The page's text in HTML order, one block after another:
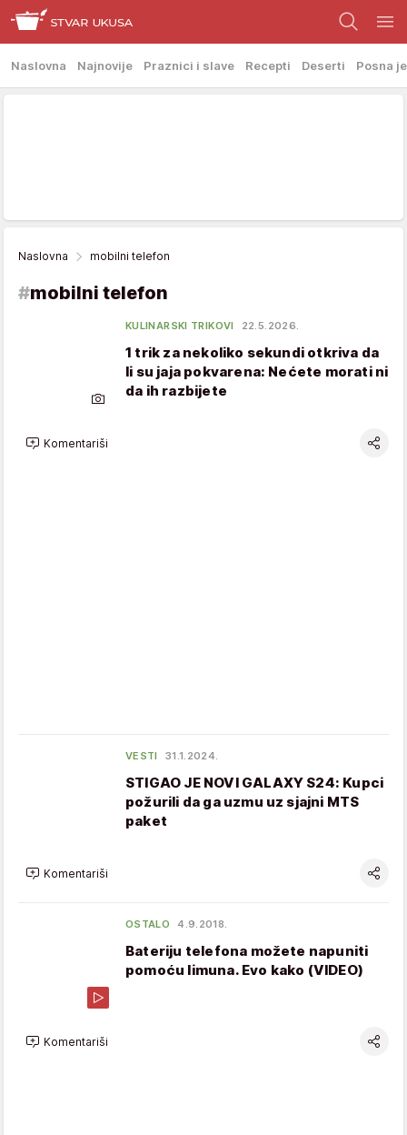
Naslovna Najnovije Praznici i slave Recepti Deserti Posna
Naslovna mobilni telefon
#mobilni telefon
KULINARSKI TRIKOVI 22.5.2026.
1 trik za nekoliko sekundi otkriva da
li su jaja pokvarena: Nećete morati ni
da ih razbijete
Komentariši
VESTI 31.1.2024.
STIGAO JE NOVI GALAXY S24: Kupci
požurili da ga uzmu uz sjajni MTS
paket
Komentariši
OSTALO 4.9.2018.
Bateriju telefona možete napuniti
pomoću limuna. Evo kako (VIDEO)
Komentariši